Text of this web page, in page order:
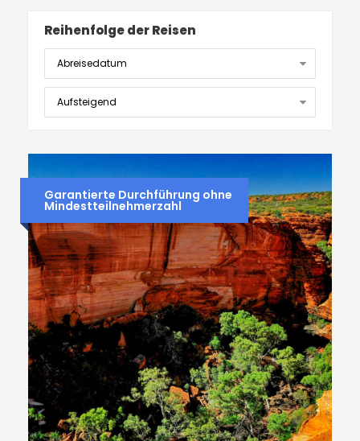
Reihenfolge der Reisen
Garantierte Durchführung ohne
Mindestteilnehmerzahl